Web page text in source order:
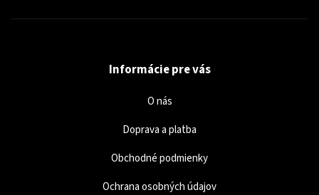
Informácie pre vás
O nás
Doprava a platba
Obchodné podmienky
Ochrana osobných údajov